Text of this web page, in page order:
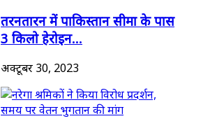
तरनतारन में पाकिस्तान सीमा के पास
3 किलो हेरोइन...
अक्टूबर 30, 2023